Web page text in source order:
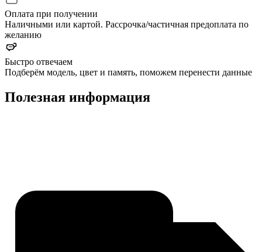
Оплата при получении
Наличными или картой. Рассрочка/частичная предоплата по
желанию
Быстро отвечаем
Подберём модель, цвет и память, поможем перенести данные
Полезная информация